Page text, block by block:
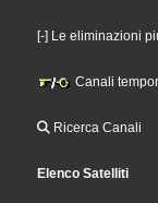
[-] Le eliminazioni
Canali
Ricerca Canali
Elenco Satelliti